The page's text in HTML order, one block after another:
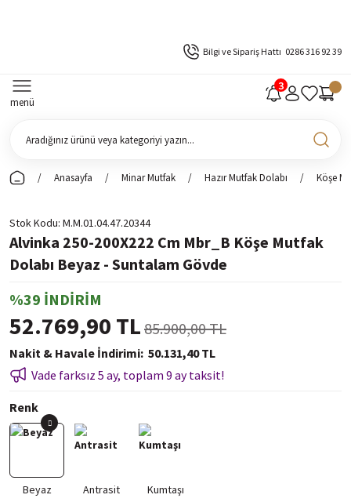
Bilgi ve Sipariş Hattı 0286 316 92 39
menü
Anasayfa Minar Mutfak Hazır Mutfak Dolabı Köşe
Stok Kodu M.M.01.04.47.20344
Alvinka 250-200X222 Cm Mbr_B Köşe Mutfak
Dolabı Beyaz - Suntalam Gövde
%39 İNDİRİM
52.769,90 TL 85.900,00 TL
Nakit & Havale İndirimi 50.131,40 TL
Vade farksız 5 ay, toplam 9 ay taksit!
Renk